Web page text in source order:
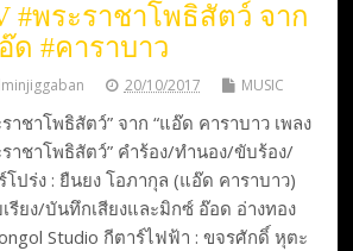
#พระราชาโพธิสัตว์ จาก
ด #คาราบาว
20/10/2017 MUSIC
ราชาโพธิสัตว์” จาก “แอ๊ด คาราบาว เพลง
ราชาโพธิสัตว์” คำร้อง/ทำนอง/ขับร้อง/
โปร่ง : ยืนยง โอภากุล (แอ๊ด คาราบาว)
เรียง/บันทึกเสียงและมิกซ์ อ๊อด อ่างทอง
Studio กีตาร์ไฟฟ้า : ขจรศักดิ์ หุตะ